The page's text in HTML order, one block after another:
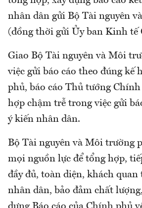
nhân dân gửi Bộ Tài nguyên
(đồng thời gửi Ủy ban Kinh tế
Giao Bộ Tài nguyên và Môi
việc gửi báo cáo theo đúng kế
phủ, báo cáo Thủ tướng
hợp chậm trễ trong việc gửi
ý kiến nhân dân.
Bộ Tài nguyên và Môi trường
mọi nguồn lực để tổng hợp,
đầy đủ, toàn diện, khách quan
nhân dân, bảo đảm chất